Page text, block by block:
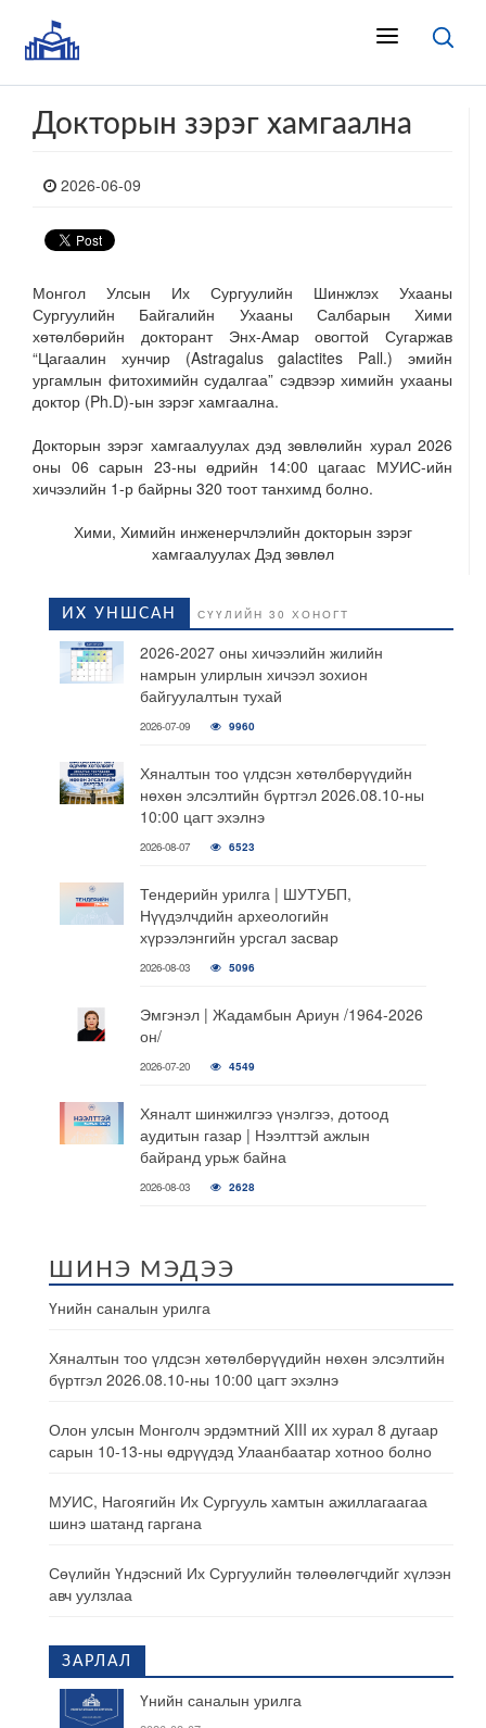
Докторын зэрэг хамгаална
2026-06-09
Монгол Улсын Их Сургуулийн Шинжлэх Ухааны
Сургуулийн Байгалийн Ухааны Салбарын Хими
хөтөлбөрийн докторант Энх-Амар овогтой Сугаржав
“Цагаалин хунчир (Astragalus galactites Pall.) эмийн
ургамлын фитохимийн судалгаа” сэдвээр химийн ухааны
доктор (Ph.D)-ын зэрэг хамгаална.
Докторын зэрэг хамгаалуулах дэд зөвлөлийн хурал 2026
оны 06 сарын 23-ны өдрийн 14:00 цагаас МУИС-ийн
хичээлийн 1-р байрны 320 тоот танхимд болно.
Хими, Химийн инженерчлэлийн докторын зэрэг
хамгаалуулах Дэд зөвлөл
ИХ УНШСАН СҮҮЛИЙН 30 ХОНОГТ
2026-2027 оны хичээлийн жилийн
намрын улирлын хичээл зохион
байгуулалтын тухай
2026-07-09 9960
Хяналтын тоо үлдсэн хөтөлбөрүүдийн
нөхөн элсэлтийн бүртгэл 2026.08.10-ны
10:00 цагт эхэлнэ
2026-08-07 6523
Тендерийн урилга | ШУТУБП,
Нүүдэлчдийн археологийн
хүрээлэнгийн урсгал засвар
2026-08-03 5096
Эмгэнэл | Жадамбын Ариун /1964-2026
он/
2026-07-20 4549
Хяналт шинжилгээ үнэлгээ, дотоод
аудитын газар | Нээлттэй ажлын
байранд урьж байна
2026-08-03 2628
ШИНЭ МЭДЭЭ
Үнийн саналын урилга
Хяналтын тоо үлдсэн хөтөлбөрүүдийн нөхөн элсэлтийн
бүртгэл 2026.08.10-ны 10:00 цагт эхэлнэ
Олон улсын Монголч эрдэмтний XIII их хурал 8 дугаар
сарын 10-13-ны өдрүүдэд Улаанбаатар хотноо болно
МУИС, Нагоягийн Их Сургууль хамтын ажиллагаагаа
шинэ шатанд гаргана
Сөүлийн Үндэсний Их Сургуулийн төлөөлөгчдийг хүлээн
авч уулзлаа
ЗАРЛАЛ
Үнийн саналын урилга